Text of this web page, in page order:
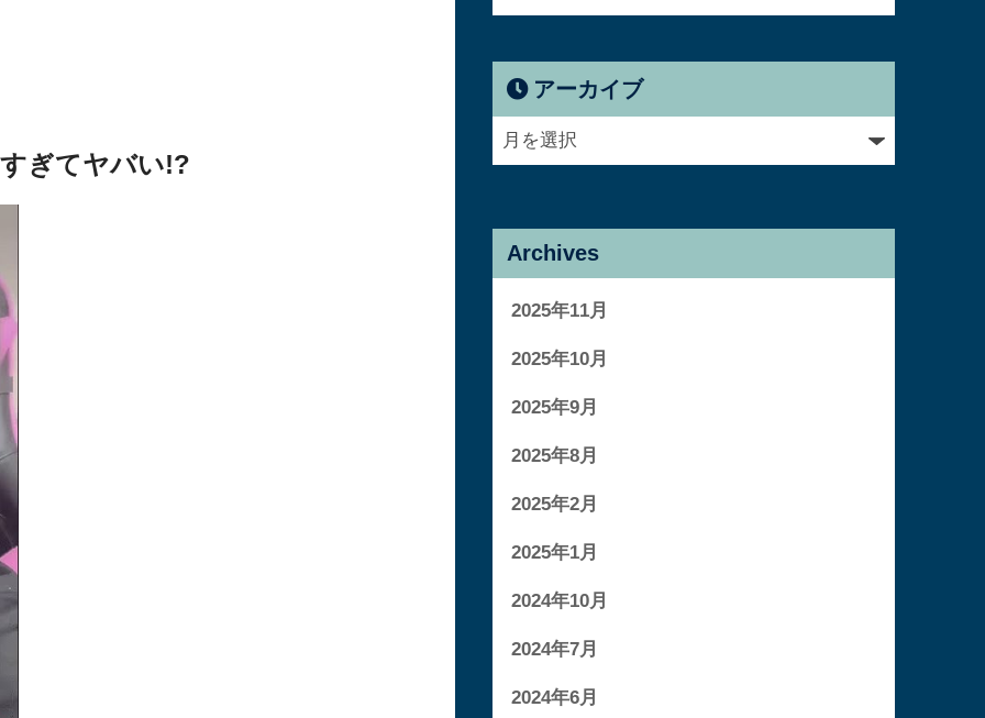
ぎてヤバい!?
アーカイブ
Archives
2025年11月
2025年10月
2025年9月
2025年8月
2025年2月
2025年1月
2024年10月
2024年7月
2024年6月